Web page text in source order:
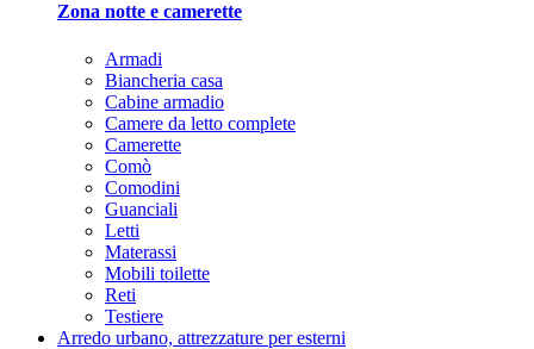
Zona notte e camerette
Armadi
Biancheria casa
Cabine armadio
Camere da letto complete
Camerette
Comò
Comodini
Guanciali
Letti
Materassi
Mobili toilette
Reti
Testiere
Arredo urbano, attrezzature per esterni